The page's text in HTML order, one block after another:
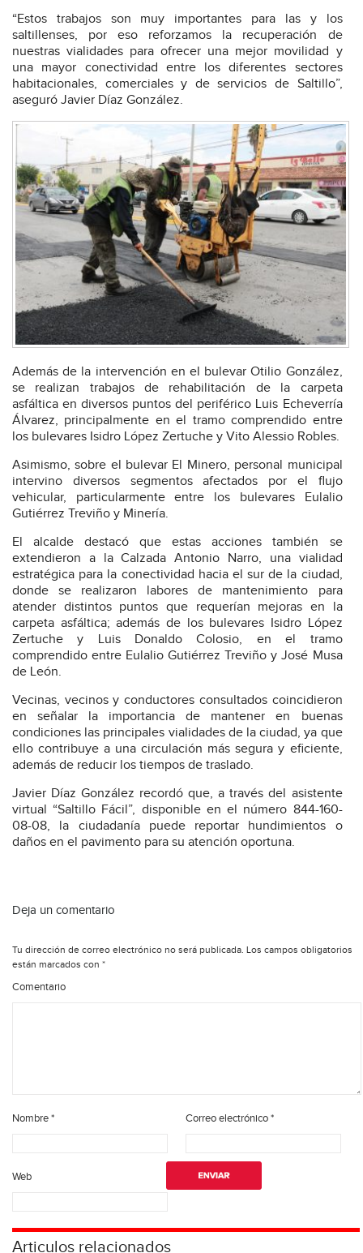
“Estos trabajos son muy importantes para las y los
saltillenses, por eso reforzamos la recuperación de
nuestras vialidades para ofrecer una mejor movilidad y
una mayor conectividad entre los diferentes sectores
habitacionales, comerciales y de servicios de Saltillo”,
aseguró Javier Díaz González.
Además de la intervención en el bulevar Otilio González,
se realizan trabajos de rehabilitación de la carpeta
asfáltica en diversos puntos del periférico Luis Echeverría
Álvarez, principalmente en el tramo comprendido entre
los bulevares Isidro López Zertuche y Vito Alessio Robles.
Asimismo, sobre el bulevar El Minero, personal municipal
intervino diversos segmentos afectados por el flujo
vehicular, particularmente entre los bulevares Eulalio
Gutiérrez Treviño y Minería.
El alcalde destacó que estas acciones también se
extendieron a la Calzada Antonio Narro, una vialidad
estratégica para la conectividad hacia el sur de la ciudad,
donde se realizaron labores de mantenimiento para
atender distintos puntos que requerían mejoras en la
carpeta asfáltica; además de los bulevares Isidro López
Zertuche y Luis Donaldo Colosio, en el tramo
comprendido entre Eulalio Gutiérrez Treviño y José Musa
de León.
Vecinas, vecinos y conductores consultados coincidieron
en señalar la importancia de mantener en buenas
condiciones las principales vialidades de la ciudad, ya que
ello contribuye a una circulación más segura y eficiente,
además de reducir los tiempos de traslado.
Javier Díaz González recordó que, a través del asistente
virtual “Saltillo Fácil”, disponible en el número 844-160-
08-08, la ciudadanía puede reportar hundimientos o
daños en el pavimento para su atención oportuna.
Deja un comentario
Tu dirección de correo electrónico no será publicada. Los campos obligatorios
están marcados con *
Comentario
Nombre* Correo electrónico*
Web
Articulos relacionados